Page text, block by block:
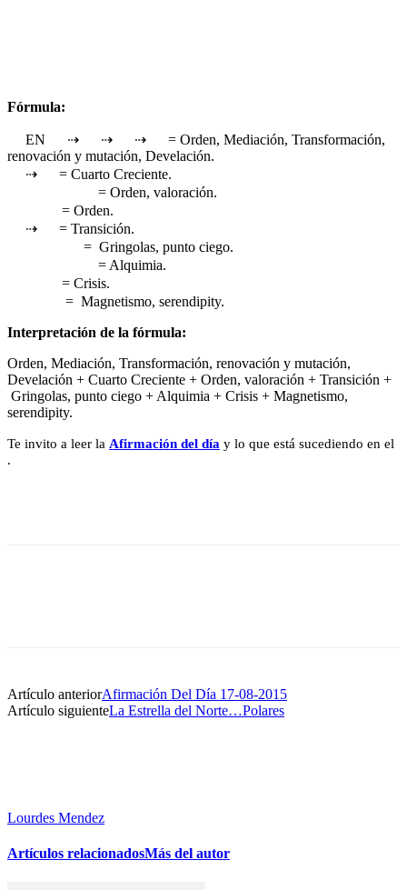
Fórmula:
EN ⇢ ⇢ ⇢
= Orden, Mediación, Transformación,
renovación y mutación, Develación.
⇢
= Cuarto Creciente.
= Orden, valoración.
= Orden.
⇢
= Transición.
= Gringolas, punto ciego.
= Alquimia.
= Crisis.
= Magnetismo, serendipity.
Interpretación de la fórmula:
Orden, Mediación, Transformación, renovación y mutación,
Develación + Cuarto Creciente + Orden, valoración + Transición +
Gringolas, punto ciego + Alquimia + Crisis + Magnetismo,
serendipity.
Te invito a leer la Afirmación del día y lo que está sucediendo en el
.
Artículo anteriorAfirmación Del Día 17-08-2015
Artículo siguienteLa Estrella del Norte…Polares
Lourdes Mendez
Artículos relacionadosMás del autor